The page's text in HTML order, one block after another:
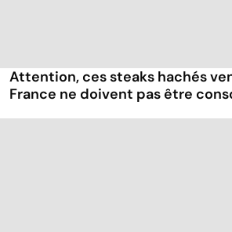
Attention, ces steaks hachés
France ne doivent pas être